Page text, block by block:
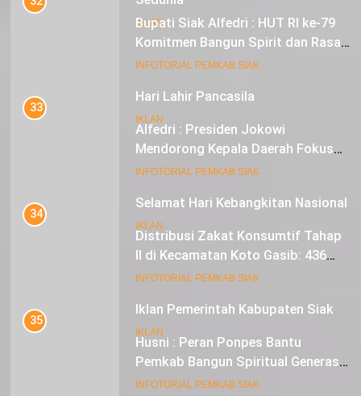
IKLAN
Hari Lahir Pancasila
IKLAN
Selamat Hari Kebangkitan Nasional
IKLAN
Iklan Pemerintah Kabupaten Siak
IKLAN
Bupati Siak Alfedri : HUT RI ke-79
Komitmen Bangun Spirit dan Rasa
Nasionalisme
INFOTORIAL PEMKAB SIAK
33
Alfedri : Presiden Jokowi
Mendorong Kepala Daerah Fokus
pada Inflasi dan Pilkada Serentak
INFOTORIAL PEMKAB SIAK
34
Distribusi Zakat Konsumtif Tahap
II di Kecamatan Koto Gasib: 436
Mustahik Terima Bantuan
INFOTORIAL PEMKAB SIAK
35
Husni : Peran Ponpes Bantu
Pemkab Bangun Spiritual Generasi
Muda
INFOTORIAL PEMKAB SIAK